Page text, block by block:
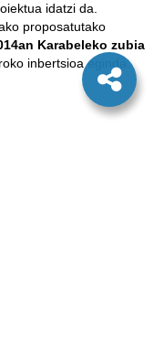
idatzi da.
proposatutako
Karabeleko zubia
inbertsioa eginda.